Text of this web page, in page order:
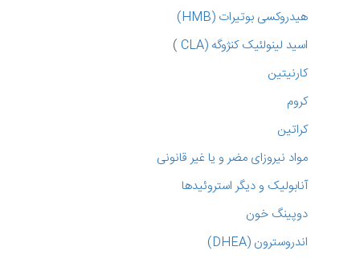
هیدروکسی بوتیرات (HMB)
اسید لینولئیک کنژوگه (CLA
)
کارنیتین
کروم
کراتین
مواد نیروزای مضر و یا غیر قانونی
آنابولیک و دیگر استروئیدها
دوپینگ خون
اندروسترون (DHEA)